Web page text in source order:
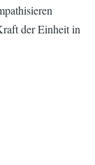
der Einheit in